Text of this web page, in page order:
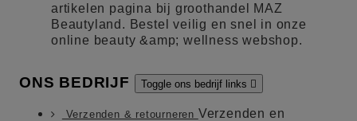
artikelen pagina bij groothandel MAZ
Beautyland. Bestel veilig en snel in onze
online beauty &amp; wellness webshop.
ONS BEDRIJF Toggle ons bedrijf links 
Verzenden & retourneren Verzenden en